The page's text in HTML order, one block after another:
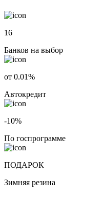
16
Банков на выбор
от 0.01%
Автокредит
-10%
По госпрограмме
ПОДАРОК
Зимняя резина